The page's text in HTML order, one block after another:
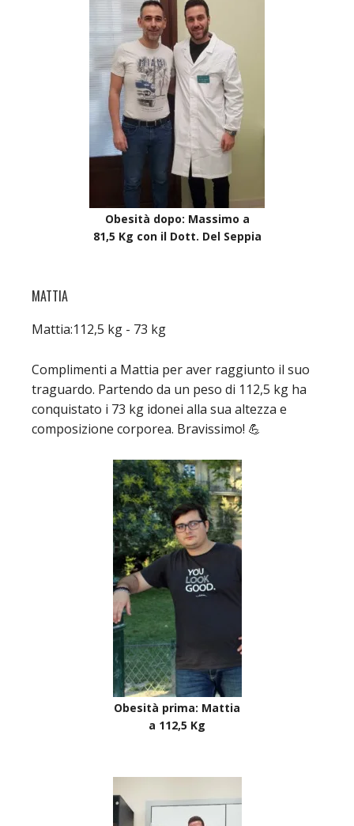
Obesità dopo: Massimo a
81,5 Kg con il Dott. Del Seppia
MATTIA
Mattia:112,5 kg - 73 kg
Complimenti a Mattia per aver raggiunto il suo
traguardo. Partendo da un peso di 112,5 kg ha
conquistato i 73 kg idonei alla sua altezza e
composizione corporea. Bravissimo! 💪
Obesità prima: Mattia
a 112,5 Kg